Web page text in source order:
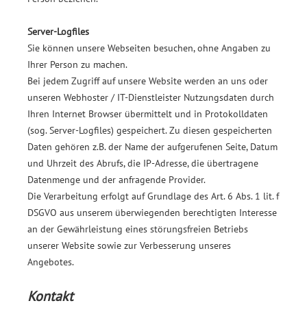
Server-Logfiles
Sie können unsere Webseiten besuchen, ohne Angaben zu
Ihrer Person zu machen.
Bei jedem Zugriff auf unsere Website werden an uns oder
unseren Webhoster / IT-Dienstleister Nutzungsdaten durch
Ihren Internet Browser übermittelt und in Protokolldaten
(sog. Server-Logfiles) gespeichert. Zu diesen gespeicherten
Daten gehören z.B. der Name der aufgerufenen Seite, Datum
und Uhrzeit des Abrufs, die IP-Adresse, die übertragene
Datenmenge und der anfragende Provider.
Die Verarbeitung erfolgt auf Grundlage des Art. 6 Abs. 1 lit. f
DSGVO aus unserem überwiegenden berechtigten Interesse
an der Gewährleistung eines störungsfreien Betriebs
unserer Website sowie zur Verbesserung unseres
Angebotes.
Kontakt